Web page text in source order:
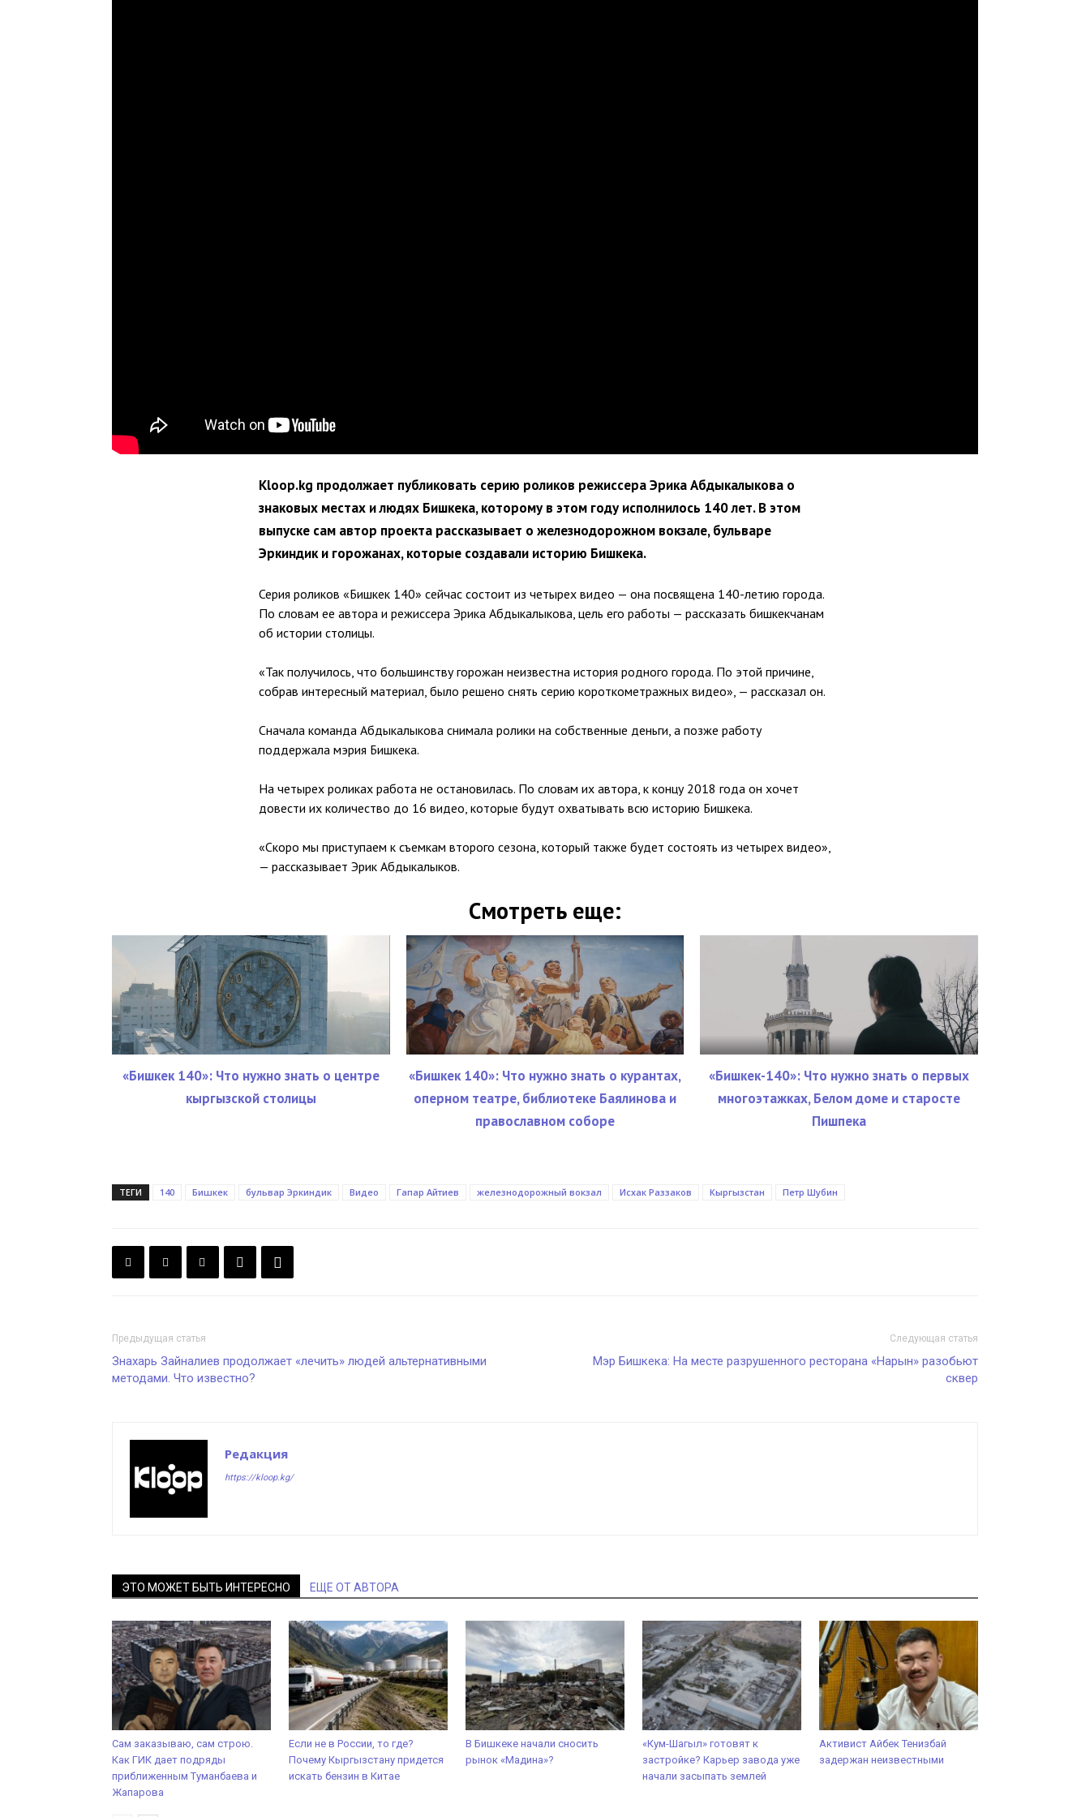
Kloop.kg продолжает публиковать серию роликов режиссера Эрика Абдыкалыкова о
знаковых местах и людях Бишкека, которому в этом году исполнилось 140 лет. В этом
выпуске сам автор проекта рассказывает о железнодорожном вокзале, бульваре
Эркиндик и горожанах, которые создавали историю Бишкека.
Серия роликов «Бишкек 140» сейчас состоит из четырех видео — она посвящена 140-летию города.
По словам ее автора и режиссера Эрика Абдыкалыкова, цель его работы — рассказать бишкекчанам
об истории столицы.
«Так получилось, что большинству горожан неизвестна история родного города. По этой причине,
собрав интересный материал, было решено снять серию короткометражных видео», — рассказал он.
Сначала команда Абдыкалыкова снимала ролики на собственные деньги, а позже работу
поддержала мэрия Бишкека.
На четырех роликах работа не остановилась. По словам их автора, к концу 2018 года он хочет
довести их количество до 16 видео, которые будут охватывать всю историю Бишкека.
«Скоро мы приступаем к съемкам второго сезона, который также будет состоять из четырех видео»,
— рассказывает Эрик Абдыкалыков.
Смотреть еще:
«Бишкек 140»: Что нужно знать о центре
кыргызской столицы
«Бишкек 140»: Что нужно знать о курантах,
оперном театре, библиотеке Баялинова и
православном соборе
«Бишкек-140»: Что нужно знать о первых
многоэтажках, Белом доме и старосте
Пишпека
ТЕГИ 140 Бишкек бульвар Эркиндик Видео Гапар Айтиев железнодорожный вокзал Исхак Раззаков Кыргызстан Петр Шубин
Предыдущая статья
Знахарь Зайналиев продолжает «лечить» людей альтернативными
методами. Что известно?
Следующая статья
Мэр Бишкека: На месте разрушенного ресторана «Нарын» разобьют
сквер
Редакция
https://kloop.kg/
ЭТО МОЖЕТ БЫТЬ ИНТЕРЕСНО ЕЩЕ ОТ АВТОРА
Сам заказываю, сам строю.
Как ГИК дает подряды
приближенным Туманбаева и
Жапарова
Если не в России, то где?
Почему Кыргызстану придется
искать бензин в Китае
В Бишкеке начали сносить
рынок «Мадина»?
«Кум-Шагыл» готовят к
застройке? Карьер завода уже
начали засыпать землей
Активист Айбек Тенизбай
задержан неизвестными